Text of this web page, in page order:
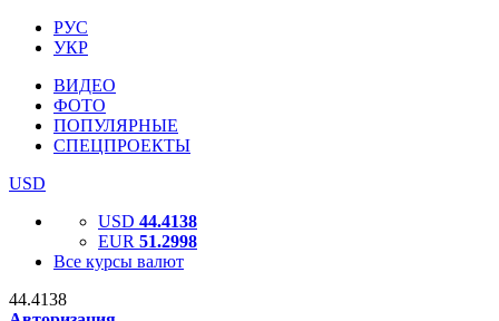
РУС
УКР
ВИДЕО
ФОТО
ПОПУЛЯРНЫЕ
СПЕЦПРОЕКТЫ
USD
USD 44.4138
EUR 51.2998
Все курсы валют
44.4138